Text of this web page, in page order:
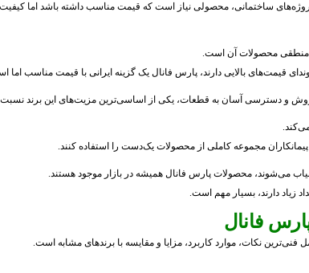
ساختمانی، محصولی نیاز است که قیمت مناسب داشته باشد اما کیفیت
منطقی محصولات آن است.
و دسترسی آسان به قطعات، یکی از اساسی‌ترین مزیت‌های این برند نسبت
مجموعه کاملی از محصولات یک‌دست را استفاده کنند.
می‌شوند، محصولات پارس فانال همیشه در بازار موجود هستند.
زیاد دارند، بسیار مهم است.
فانال
نکات، موارد کاربرد، مزایا و مقایسه با برندهای مشابه است.